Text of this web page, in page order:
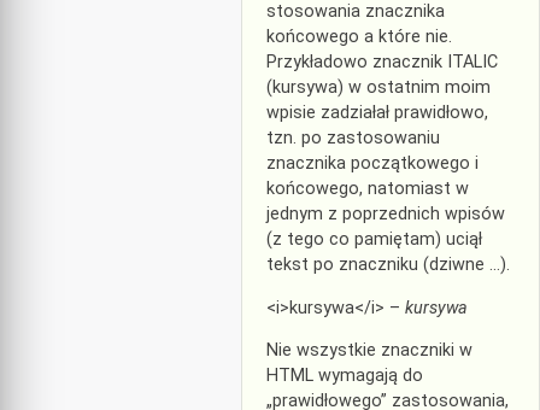
stosowania znacznika
końcowego a które nie.
Przykładowo znacznik ITALIC
(kursywa) w ostatnim moim
wpisie zadziałał prawidłowo,
tzn. po zastosowaniu
znacznika początkowego i
końcowego, natomiast w
jednym z poprzednich wpisów
(z tego co pamiętam) uciął
tekst po znaczniku (dziwne …).
<i>kursywa</i> – kursywa
Nie wszystkie znaczniki w
HTML wymagają do
„prawidłowego” zastosowania,